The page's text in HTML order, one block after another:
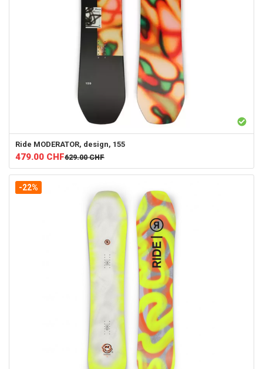
Ride MODERATOR, design, 155
479.00 CHF629.00 CHF
-22%